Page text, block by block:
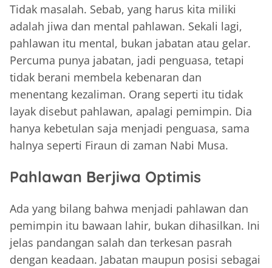
Tidak masalah. Sebab, yang harus kita miliki
adalah jiwa dan mental pahlawan. Sekali lagi,
pahlawan itu mental, bukan jabatan atau gelar.
Percuma punya jabatan, jadi penguasa, tetapi
tidak berani membela kebenaran dan
menentang kezaliman. Orang seperti itu tidak
layak disebut pahlawan, apalagi pemimpin. Dia
hanya kebetulan saja menjadi penguasa, sama
halnya seperti Firaun di zaman Nabi Musa.
Pahlawan Berjiwa Optimis
Ada yang bilang bahwa menjadi pahlawan dan
pemimpin itu bawaan lahir, bukan dihasilkan. Ini
jelas pandangan salah dan terkesan pasrah
dengan keadaan. Jabatan maupun posisi sebagai